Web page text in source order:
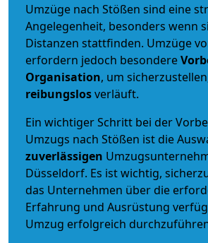
Umzüge nach Stößen sind eine
Angelegenheit, besonders wenn
Distanzen stattfinden. Umzüge
erfordern jedoch besondere
Organisation, um
reibungslosverläuft.
Ein wichtiger Schritt bei der
Umzugs nach Stößen ist die
zuverlässigen
Düsseldorf. Es ist wichtig,
das Unternehmen über die
Erfahrung und Ausrüstung
Umzug erfolgreich